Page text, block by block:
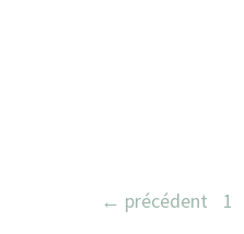
← précédent 1